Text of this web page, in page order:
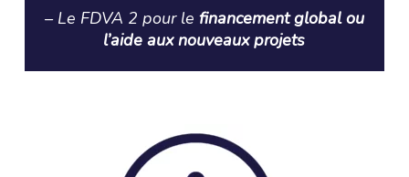
– Le FDVA 2 pour le financement global ou
l’aide aux nouveaux projets